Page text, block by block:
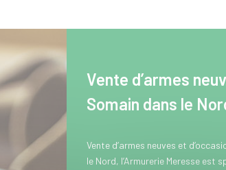
Vente d’armes
Somain dans le
Vente d’armes neuves et
le Nord, l’Armurerie Meresse est